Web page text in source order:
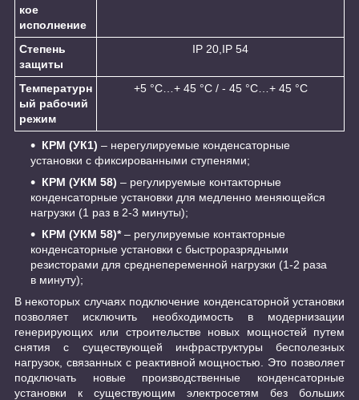
кое
исполнение
Степень
защиты
IP 20,IP 54
Температурн
ый рабочий
режим
+5 °С…+ 45 °С / - 45 °С…+ 45 °С
КРМ (УК1) – нерегулируемые конденсаторные
установки с фиксированными ступенями;
КРМ (УКМ 58) – регулируемые контакторные
конденсаторные установки для медленно меняющейся
нагрузки (1 раз в 2-3 минуты);
КРМ (УКМ 58)*– регулируемые контакторные
конденсаторные установки с быстроразрядными
резисторами для среднепеременной нагрузки (1-2 раза
в минуту);
В некоторых случаях подключение конденсаторной установки
позволяет исключить необходимость в модернизации
генерирующих или строительстве новых мощностей путем
снятия с существующей инфраструктуры бесполезных
нагрузок, связанных с реактивной мощностью. Это позволяет
подключать новые производственные конденсаторные
установки к существующим электросетям без больших